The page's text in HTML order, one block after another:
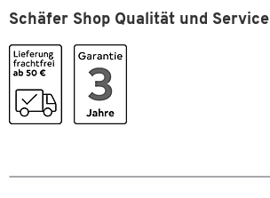
Farbe
Schäfer Shop Qualität und Service